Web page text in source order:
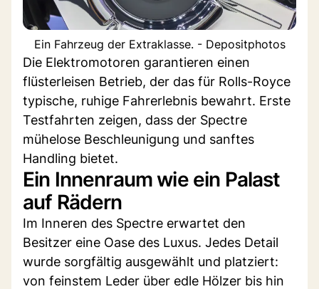
Ein Fahrzeug der Extraklasse. - Depositphotos
Die Elektromotoren garantieren einen
flüsterleisen Betrieb, der das für Rolls-Royce
typische, ruhige Fahrerlebnis bewahrt. Erste
Testfahrten zeigen, dass der Spectre
mühelose Beschleunigung und sanftes
Handling bietet.
Ein Innenraum wie ein Palast
auf Rädern
Im Inneren des Spectre erwartet den
Besitzer eine Oase des Luxus. Jedes Detail
wurde sorgfältig ausgewählt und platziert:
von feinstem Leder über edle Hölzer bis hin